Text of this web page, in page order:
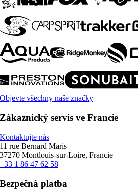
Objevte všechny naše značky
Zákaznický servis ve Francie
Kontaktujte nás
11 rue Bernard Maris
37270 Montlouis-sur-Loire, Francie
+33 1 86 47 62 58
Bezpečná platba